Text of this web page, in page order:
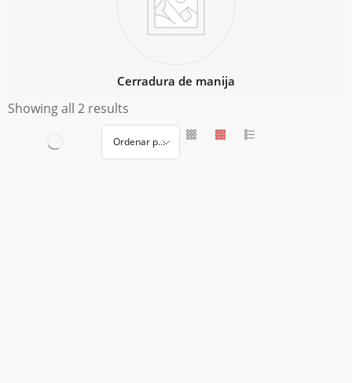
Cerradura de manija
Showing all 2 results